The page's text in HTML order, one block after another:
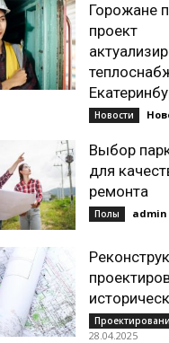
Горожане
проект
Новости
Выбор
для
ремонта
Полы admin
28.04.2025